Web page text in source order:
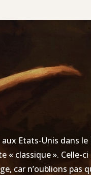
Etats-Unis dans
« classique ». Celle-ci
car n’oublions pas